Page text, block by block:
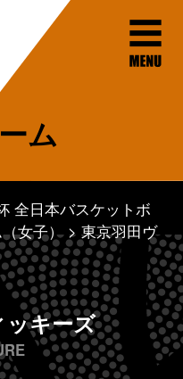
ム
全日本バスケットボ
女子）
東京羽田ヴ
ッキーズ